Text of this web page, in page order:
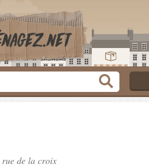
rue de la croix